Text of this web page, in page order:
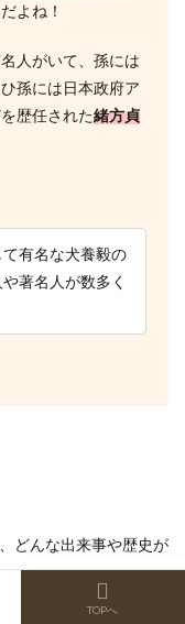
よね！
人がいて、孫には
ひ孫には日本政府ア
歴任された緒方貞
有名な犬養毅の
著名人が数多く
どんな出来事や歴史が
TOPへ